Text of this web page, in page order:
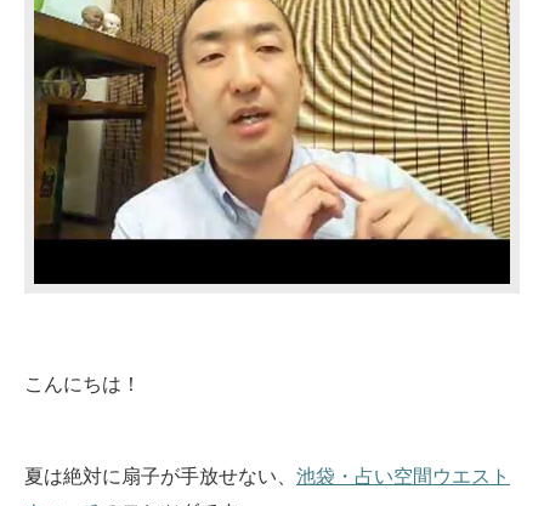
こんにちは！
夏は絶対に扇子が手放せない、 池袋・占い空間ウエスト